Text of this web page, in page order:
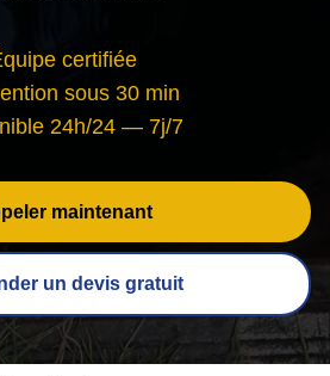
certifiée
sous 30 min
24h/24 — 7j/7
maintenant
un devis gratuit